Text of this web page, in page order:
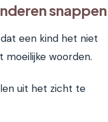
snappen
een kind het niet
woorden.
uit het zicht te